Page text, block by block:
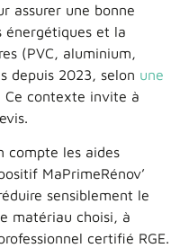
assurer une bonne
énergétiques et la
(PVC, aluminium,
depuis 2023, selon une
Ce contexte invite à
compte les aides
MaPrimeRénov’
sensiblement le
matériau choisi, à
certifié RGE.